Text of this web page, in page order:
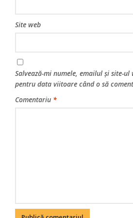
Site web
Salvează-mi numele, emailul și site-
pentru data viitoare când o să
Comentariu *